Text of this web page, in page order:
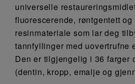
universelle
fluorescerende, røntgentett
resinmateriale som lar deg
tannfyllinger med uovertrufne
Den er tilgjengelig i 36 farger
(dentin, kropp, emalje og